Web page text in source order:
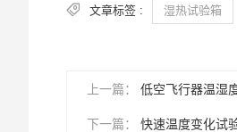
文章标签 : 湿热试验箱
上一篇： 低空飞行器温湿
下一篇： 快速温度变化试